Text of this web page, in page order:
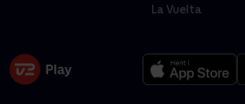
La Vuelta